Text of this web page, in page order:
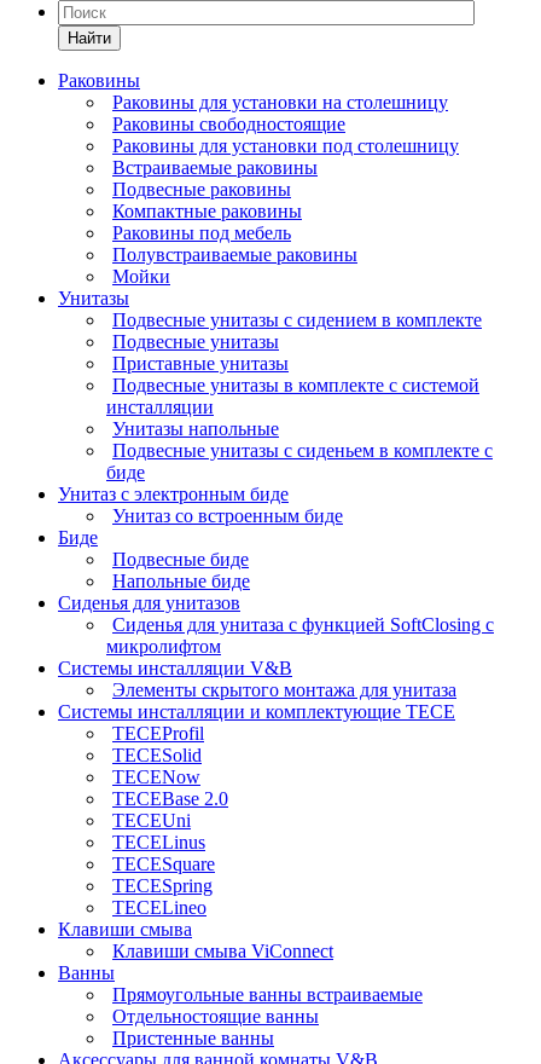
Найти
Раковины
Раковины для установки на столешницу
Раковины свободностоящие
Раковины для установки под столешницу
Встраиваемые раковины
Подвесные раковины
Компактные раковины
Раковины под мебель
Полувстраиваемые раковины
Мойки
Унитазы
Подвесные унитазы с сидением в комплекте
Подвесные унитазы
Приставные унитазы
Подвесные унитазы в комплекте с системой
инсталляции
Унитазы напольные
Подвесные унитазы с сиденьем в комплекте с
биде
Унитаз с электронным биде
Унитаз со встроенным биде
Биде
Подвесные биде
Напольные биде
Сиденья для унитазов
Сиденья для унитаза с функцией SoftClosing с
микролифтом
Системы инсталляции V&B
Элементы скрытого монтажа для унитаза
Системы инсталляции и комплектующие TECE
TECEProfil
TECESolid
TECENow
TECEBase 2.0
TECEUni
TECELinus
TECESquare
TECESpring
TECELineo
Клавиши смыва
Клавиши смыва ViConnect
Ванны
Прямоугольные ванны встраиваемые
Отдельностоящие ванны
Пристенные ванны
Аксессуары для ванной комнаты V&B